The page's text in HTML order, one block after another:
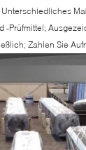
-Prüfmittel;
Zahlen Sie